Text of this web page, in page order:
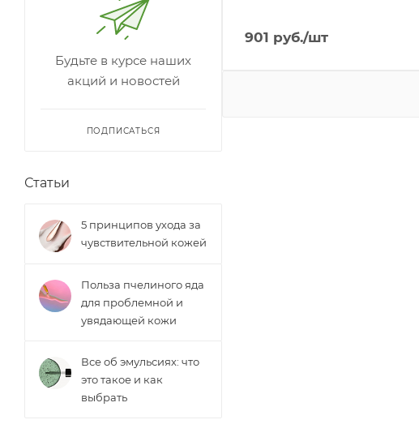
901 руб./шт
Будьте в курсе наших
акций и новостей
ПОДПИСАТЬСЯ
Статьи
5 принципов ухода за
чувствительной кожей
Польза пчелиного яда
для проблемной и
увядающей кожи
Все об эмульсиях: что
это такое и как
выбрать